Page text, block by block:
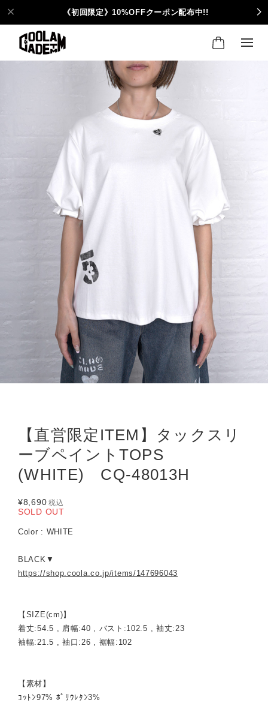
《初回限定》10%OFFクーポン配布中!!
【直営限定ITEM】タックスリ
ーブペイントTOPS
(WHITE) CQ-48013H
¥8,690 税込
SOLD OUT
Color : WHITE
BLACK▼
https://shop.coola.co.jp/items/147696043
【SIZE(cm)】
着丈:54.5 , 肩幅:40 , バスト:102.5 , 袖丈:23
袖幅:21.5 , 袖口:26 , 裾幅:102
【素材】
ｺｯﾄﾝ97% ﾎﾟﾘｳﾚﾀﾝ3%